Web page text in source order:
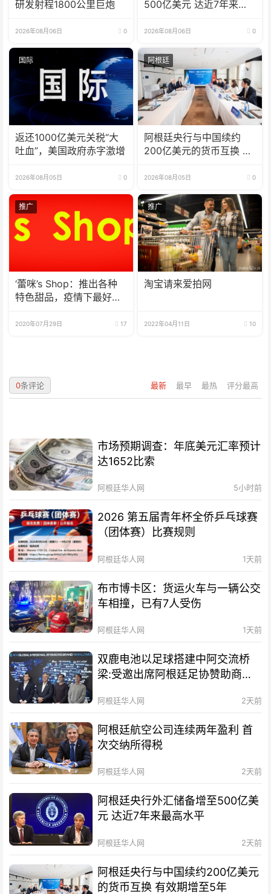
研发射程1800公里巨炮
2026年08月06日 0
500亿美元 达近7年来最
2026年08月06日 0
国际
返还1000亿美元关税“大
吐血”，美国政府赤字激增
2026年08月05日 0
阿根廷
阿根廷央行与中国续约
200亿美元的货币互换 有
2026年08月05日 0
推广
‘蕾咪’s Shop：推出各种
特色甜品，疫情下最好的
2020年07月29日 17
推广
淘宝请来爱拍网
2022年04月11日 10
最新 最早 最热 评分最高
0条评论
市场预期调查：年底美元汇率预计
达1652比索
阿根廷华人网 5小时前
2026 第五届青年杯全侨乒乓球赛
（团体赛）比赛规则
阿根廷华人网 1天前
布市博卡区：货运火车与一辆公交
车相撞，已有7人受伤
阿根廷华人网 1天前
双鹿电池以足球搭建中阿交流桥
梁:受邀出席阿根廷足协赞助商招
阿根廷华人网 2天前
阿根廷航空公司连续两年盈利 首
次交纳所得税
阿根廷华人网 2天前
阿根廷央行外汇储备增至500亿美
元 达近7年来最高水平
阿根廷华人网 2天前
阿根廷央行与中国续约200亿美元
的货币互换 有效期增至5年